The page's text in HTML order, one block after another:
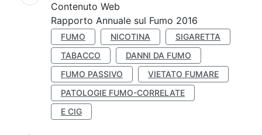
Contenuto Web
Rapporto Annuale sul Fumo 2016
FUMO NICOTINA
SIGARETTA
TABACCO
DANNI DA FUMO
FUMO PASSIVO
VIETATO FUMARE
PATOLOGIE FUMO-CORRELATE
E CIG